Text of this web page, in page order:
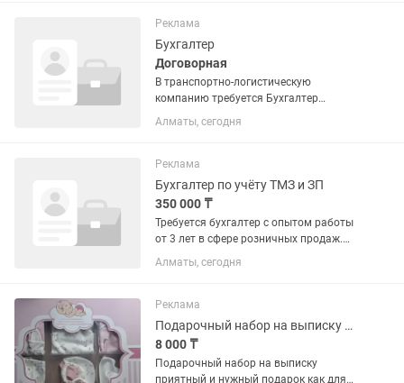
сообщения
Реклама
Бухгалтер
Договорная
В транспортно-логистическую
компанию требуется Бухгалтер
(помощник) на первичную
документацию Каждый день наши
Казахстану и за его пределами. За
каждым рейсом стоят...
Алматы, сегодня
Реклама
Бухгалтер по учёту ТМЗ и ЗП
350 000 ₸
Требуется бухгалтер с опытом работы
от 3 лет в сфере розничных продаж.
Номенклатура товаров большая.
Необходимо вести бухгалтерский учет
Оприходование товара,...
Алматы, сегодня
Реклама
Подарочный набор на выписку шапочка
8 000 ₸
Подарочный набор на выписку
приятный и нужный подарок как для